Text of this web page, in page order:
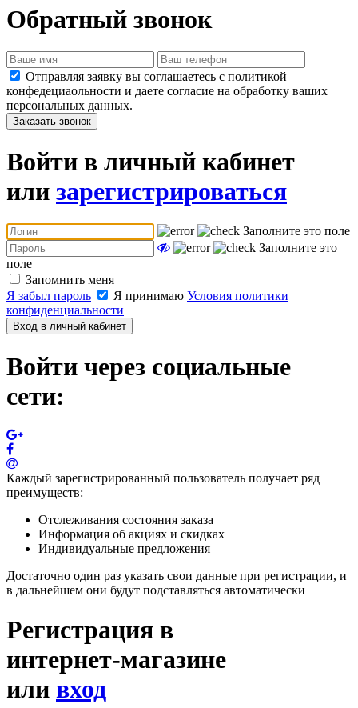
Обратный звонок
Отправляя заявку вы соглашаетесь с политикой
конфедециаольности и даете согласие на обработку ваших
персональных данных.
Заказать звонок
Войти в личный кабинет
или зарегистрироваться
Заполните это поле
Заполните это
поле
Запомнить меня
Я забыл пароль
Я принимаю Условия политики
конфиденциальности
Вход в личный кабинет
Войти через социальные
сети:
Каждый зарегистрированный пользователь получает ряд
преимуществ:
Отслеживания состояния заказа
Информация об акциях и скидках
Индивидуальные предложения
Достаточно один раз указать свои данные при регистрации, и
в дальнейшем они будут подставляться автоматически
Регистрация в
интернет-магазине
или вход